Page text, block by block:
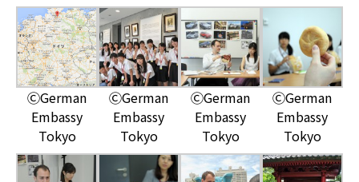
ⒸGerman
Embassy
Tokyo
ⒸGerman
Embassy
Tokyo
ⒸGerman
Embassy
Tokyo
ⒸGerman
Embassy
Tokyo